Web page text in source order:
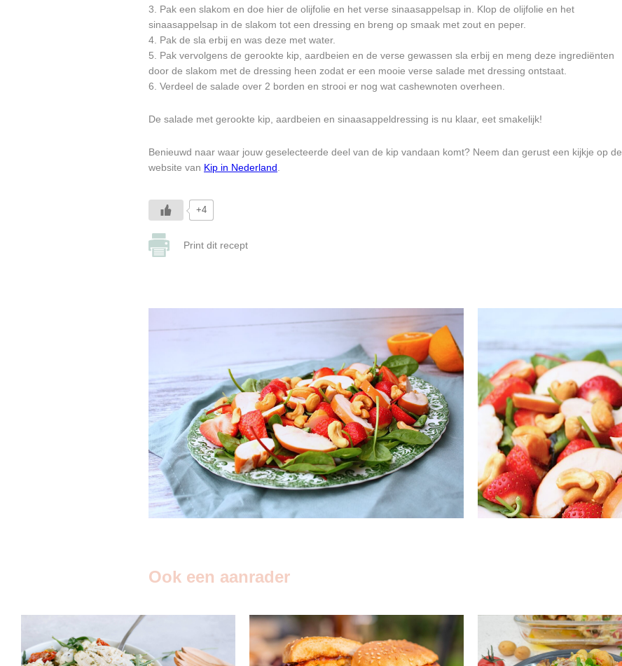
3. Pak een slakom en doe hier de olijfolie en het verse sinaasappelsap in. Klop de olijfolie en het
sinaasappelsap in de slakom tot een dressing en breng op smaak met zout en peper.
4. Pak de sla erbij en was deze met water.
5. Pak vervolgens de gerookte kip, aardbeien en de verse gewassen sla erbij en meng deze ingrediënten
door de slakom met de dressing heen zodat er een mooie verse salade met dressing ontstaat.
6. Verdeel de salade over 2 borden en strooi er nog wat cashewnoten overheen.
De salade met gerookte kip, aardbeien en sinaasappeldressing is nu klaar, eet smakelijk!
Benieuwd naar waar jouw geselecteerde deel van de kip vandaan komt? Neem dan gerust een kijkje op de
website van Kip in Nederland
+4
Print dit recept
Ook een aanrader